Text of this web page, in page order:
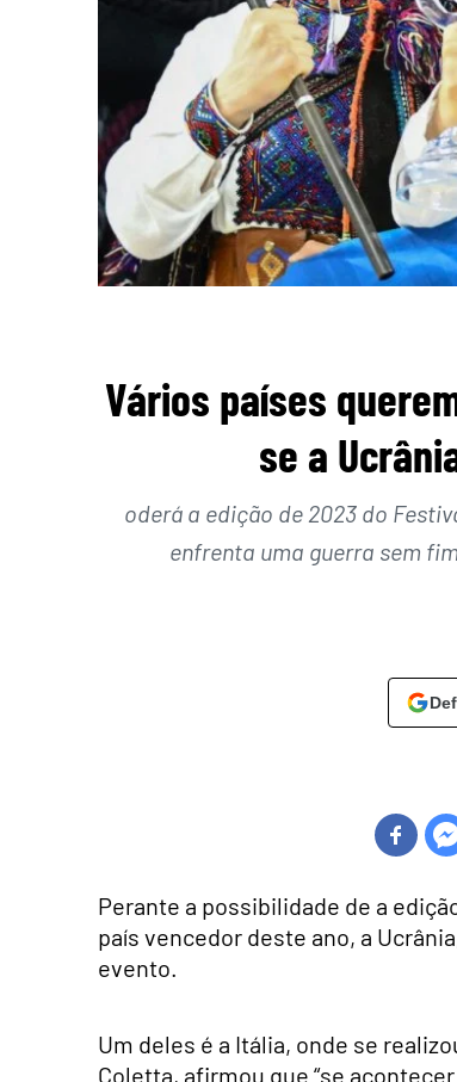
Vários países
se a
oderá a edição de 2023 do
enfrenta uma guerra sem
Perante a possibilidade de a
país vencedor deste ano, a
evento.
Um deles é a Itália, onde se
Coletta, afirmou que “se